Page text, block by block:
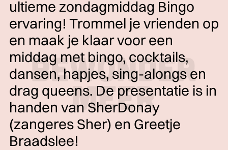
ultieme zondagmiddag Bingo
ervaring! Trommel je vrienden op
en maak je klaar voor een
middag met bingo, cocktails,
dansen, hapjes, sing-alongs en
drag queens. De presentatie is in
handen van SherDonay
(zangeres Sher) en Greetje
Braadslee!